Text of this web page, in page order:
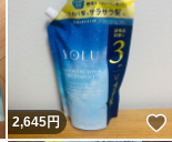
いいね！
2,645円